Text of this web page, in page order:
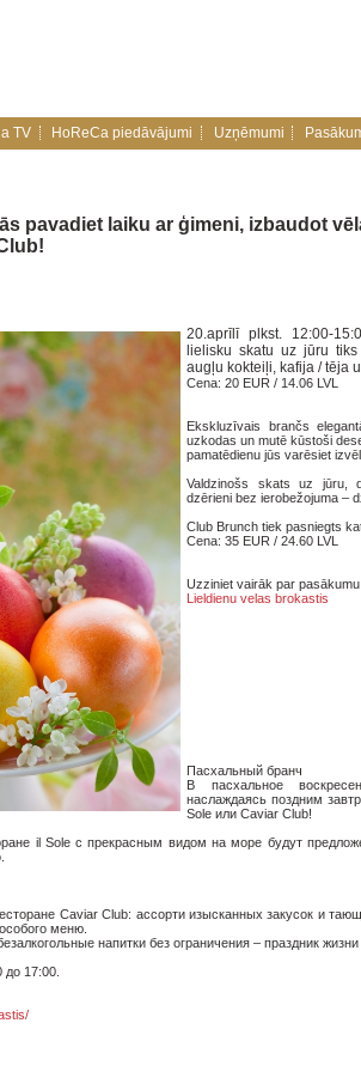
TV HoReCa piedāvājumi Uzņēmumi
pavadiet laiku ar ģimeni, izbaudot
20.aprīlī plkst. 12:00-
lielisku skatu uz jūru
augļu kokteiļi, kafija / tēja
Cena: 20 EUR / 14.06 LVL
Ekskluzīvais brančs
uzkodas un mutē kūstoši
pamatēdienu jūs varēsiet
Valdzinošs skats uz jūru,
dzērieni bez ierobežojuma –
Club Brunch tiek pasniegts
Cena: 35 EUR / 24.60 LVL
Uzziniet vairāk par pasākumu:
Lieldienu velas brokastis
Пасхальный бранч
В пасхальное
наслаждаясь поздним
Sole или Caviar Club!
il Sole с прекрасным видом на море будут
Caviar Club: ассорти изысканных закусок и
меню.
напитки без ограничения – праздник
до 17:00.